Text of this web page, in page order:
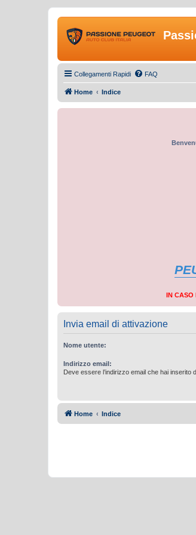
Collegamenti Rapidi FAQ
Home Indice
IN CASO
Invia email di attivazione
Nome utente:
Indirizzo email:
Deve essere l’indirizzo email che hai inserito
Home Indice